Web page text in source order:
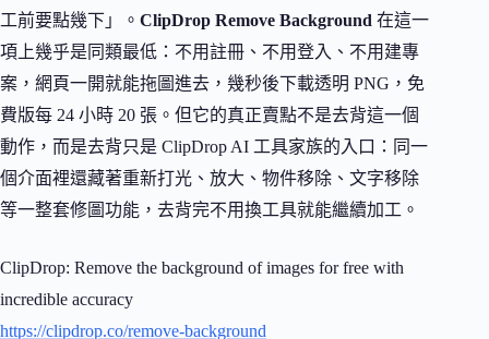
工前要點幾下」。 ClipDrop Remove Background 在這一
項上幾乎是同類最低：不用註冊、不用登入、不用建專
案，網頁一開就能拖圖進去，幾秒後下載透明 PNG，免
費版每 24 小時 20 張。但它的真正賣點不是去背這一個
動作，而是去背只是 ClipDrop AI 工具家族的入口：同一
個介面裡還藏著重新打光、放大、物件移除、文字移除
等一整套修圖功能，去背完不用換工具就能繼續加工。
ClipDrop: Remove the background of images for free with
incredible accuracy
https://clipdrop.co/remove-background